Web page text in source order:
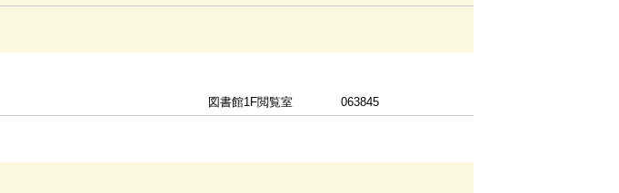
図書館1F閲覧室 063845